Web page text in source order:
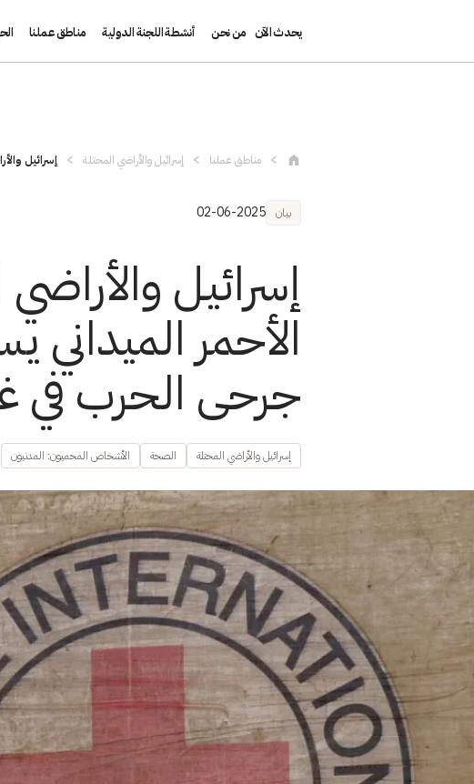
يحدث الآن من نحن أنشطة اللجنة الدولية مناطق عملنا
مناطق عملنا إسرائيل والأراضي المحتلة إسرائيل
بيان 02-06-2025
إسرائيل
الأحمر
جرحى الحرب في
إسرائيل والأراضي المحتلة الصحة الأشخاص المحميون: المدنيون